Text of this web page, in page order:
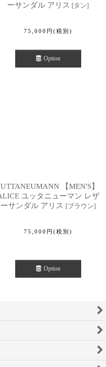
ーサンダル アリス [タン]
75,000 円 (税別)
Option
【MEN'S】
ユッタニューマン レザ
ーサンダル アリス [ブラウン]
75,000 円 (税別)
Option